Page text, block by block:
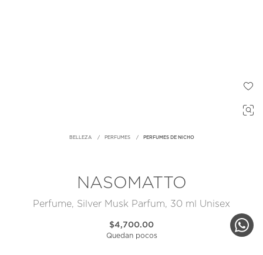
BELLEZA PERFUMES PERFUMES DE NICHO
NASOMATTO
Perfume, Silver Musk Parfum, 30 ml Unisex
$4,700.00
Quedan pocos